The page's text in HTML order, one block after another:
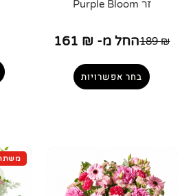
זר Purple Bloom
189₪ החל מ- 161 ₪
בחר אפשרויות